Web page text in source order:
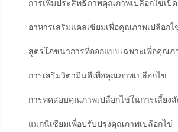
การเพิ่มประสิทธิภาพคุณภาพเปลือกไข่เป็ด
อาหารเสริมแคลเซียมเพื่อคุณภาพเปลือกไ
สูตรโภชนาการที่ออกแบบเฉพาะเพื่อคุณภ
การเสริมวิตามินดีเพื่อคุณภาพเปลือกไข่
การทดสอบคุณภาพเปลือกไข่ในการเลี้ยง
แมกนีเซียมเพื่อปรับปรุงคุณภาพเปลือกไข่